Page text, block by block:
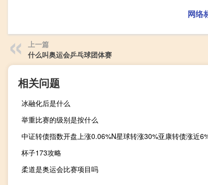
网络
上一篇
什么叫奥运会乒乓球团体赛
相关问题
冰融化后是什么
举重比赛的级别是按什么
杯子173攻略
柔道是奥运会比赛项目吗